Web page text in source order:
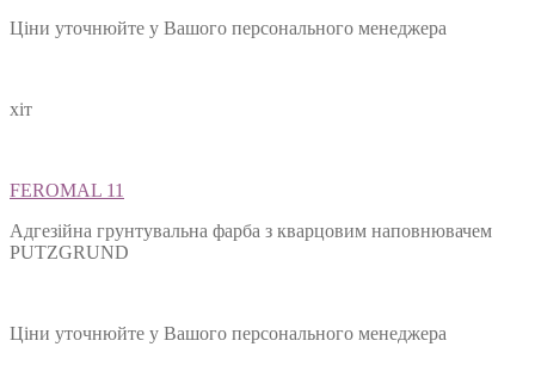
Ціни уточнюйте у Вашого персонального менеджера
хіт
FEROMAL 11
Адгезійна грунтувальна фарба з кварцовим наповнювачем
PUTZGRUND
Ціни уточнюйте у Вашого персонального менеджера